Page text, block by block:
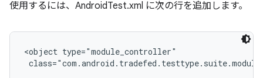
使用するには、AndroidTest.xml に次の行を追加します。
<object type="module_controller"